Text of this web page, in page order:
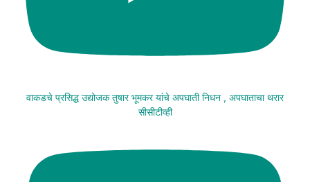
वाकडचे प्रसिद्ध उद्योजक तुषार भूमकर यांचे अपघाती निधन , अपघाताचा थरार
सीसीटीव्ही